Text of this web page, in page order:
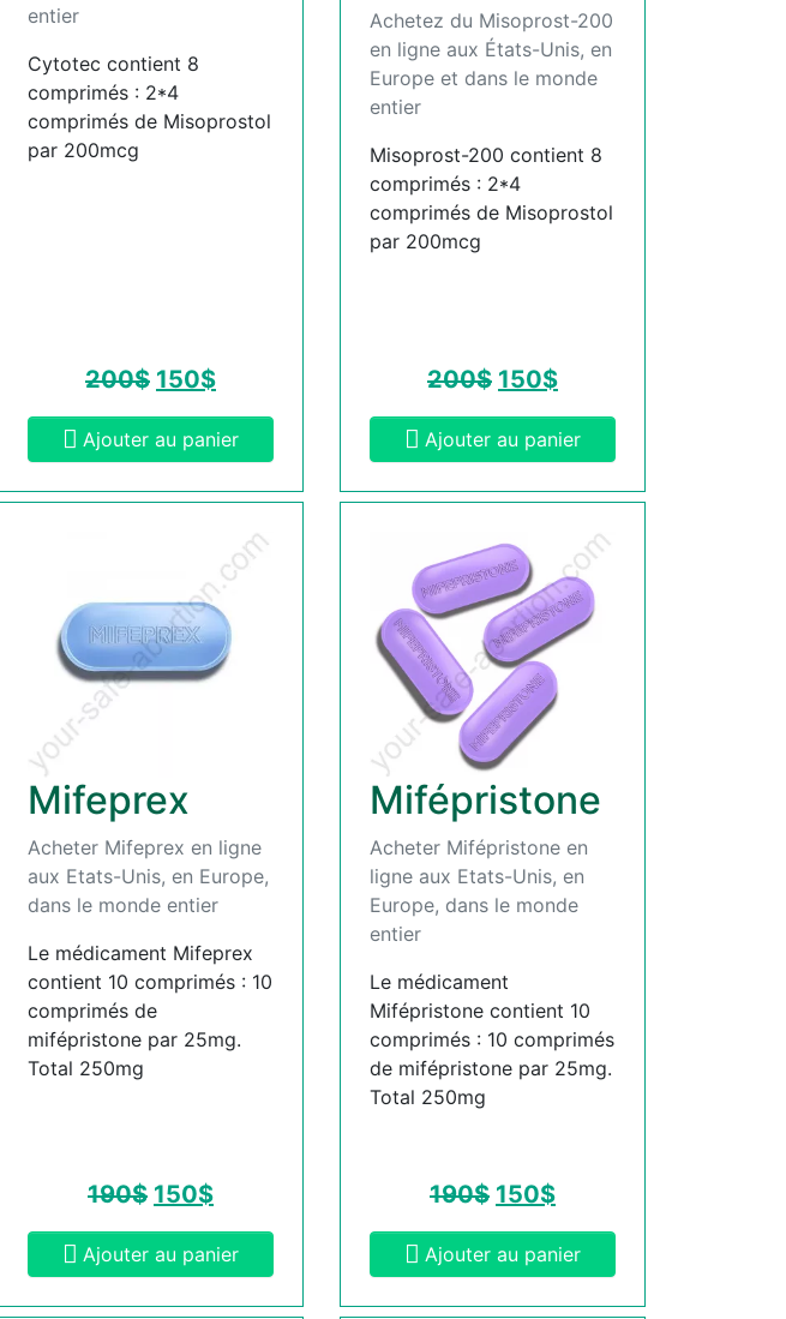
entier
Cytotec contient 8
comprimés : 2*4
comprimés de Misoprostol
par 200mcg
200$ 150$
Ajouter au panier
Achetez du Misoprost-200
en ligne aux États-Unis, en
Europe et dans le monde
entier
Misoprost-200 contient 8
comprimés : 2*4
comprimés de Misoprostol
par 200mcg
200$ 150$
Ajouter au panier
Mifeprex
Acheter Mifeprex en ligne
aux Etats-Unis, en Europe,
dans le monde entier
Le médicament Mifeprex
contient 10 comprimés : 10
comprimés de
mifépristone par 25mg.
Total 250mg
190$ 150$
Ajouter au panier
Mifépristone
Acheter Mifépristone en
ligne aux Etats-Unis, en
Europe, dans le monde
entier
Le médicament
Mifépristone contient 10
comprimés : 10 comprimés
de mifépristone par 25mg.
Total 250mg
190$ 150$
Ajouter au panier